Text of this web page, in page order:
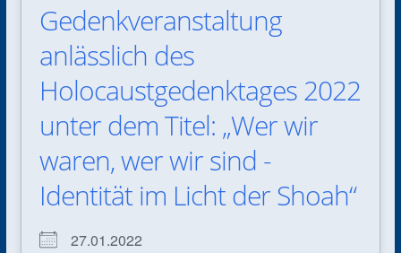
Gedenkveranstaltung
anlässlich des
Holocaustgedenktages 2022
unter dem Titel: „Wer wir
waren, wer wir sind -
Identität im Licht der Shoah“
27.01.2022